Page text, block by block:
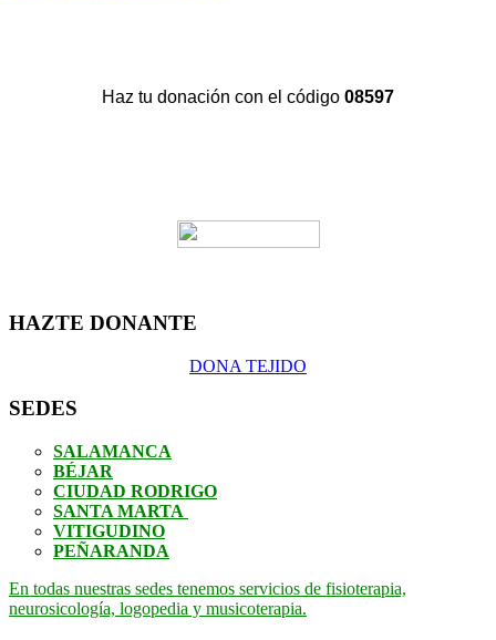
Haz tu donación con el código 08597
HAZTE DONANTE
DONA TEJIDO
SEDES
SALAMANCA
BÉJAR
CIUDAD RODRIGO
SANTA MARTA
VITIGUDINO
PEÑARANDA
En todas nuestras sedes tenemos servicios de fisioterapia,
neurosicología, logopedia y musicoterapia.